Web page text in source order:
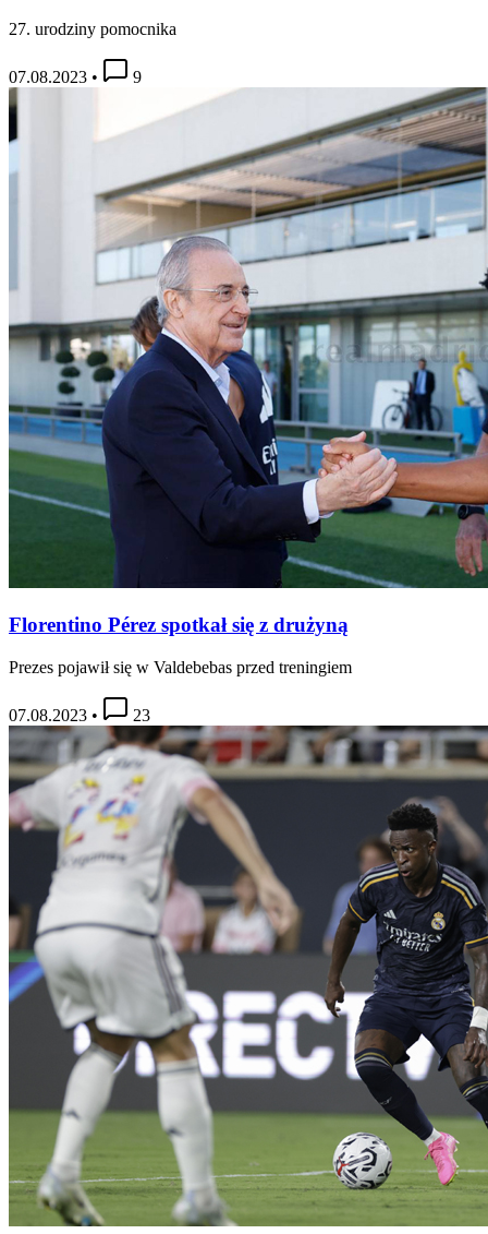
27. urodziny pomocnika
07.08.2023 • 9
Florentino Pérez spotkał się z drużyną
Prezes pojawił się w Valdebebas przed treningiem
07.08.2023 • 23